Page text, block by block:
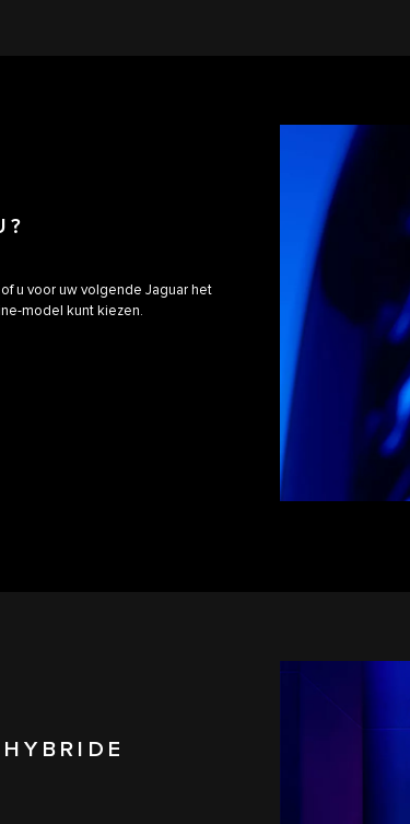
u voor uw volgende Jaguar het
model kunt kiezen.